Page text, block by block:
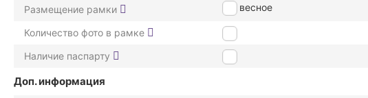
Размещение рамки подвесное
Количество фото в рамке
1
Наличие паспарту
Нет
Доп. информация